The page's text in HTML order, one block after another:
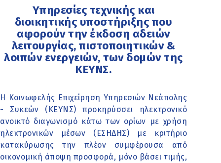
Υπηρεσίες τεχνικής και
διοικητικής υποστήριξης που
αφορούν την έκδοση αδειών
λειτουργίας, πιστοποιητικών &
λοιπών ενεργειών, των δομών της
ΚΕΥΝΣ.
Η Κοινωφελής Επιχείρηση Υπηρεσιών Νεάπολης
- Συκεών (ΚΕΥΝΣ) προκηρύσσει ηλεκτρονικό
ανοικτό διαγωνισμό κάτω των ορίων με χρήση
ηλεκτρονικών μέσων (ΕΣΗΔΗΣ) με κριτήριο
κατακύρωσης την πλέον συμφέρουσα από
οικονομική άποψη προσφορά, μόνο βάσει τιμής,